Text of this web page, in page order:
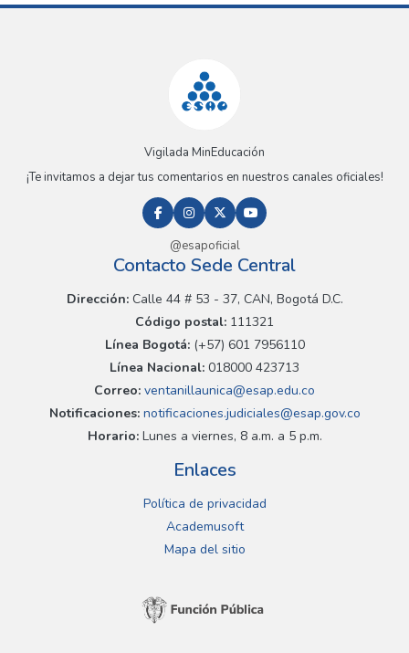
Vigilada MinEducación
¡Te invitamos a dejar tus comentarios en nuestros canales oficiales!
@esapoficial
Contacto Sede Central
Dirección:Calle 44 # 53 - 37, CAN, Bogotá D.C.
Código postal: 111321
Línea Bogotá:(+57) 601 7956110
Línea Nacional: 018000 423713
Correo: ventanillaunica@esap.edu.co
Notificaciones:notificaciones.judiciales@esap.gov.co
Horario:Lunes a viernes, 8 a.m. a 5 p.m.
Enlaces
Política de privacidad
Academusoft
Mapa del sitio